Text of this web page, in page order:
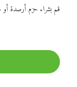
قم بشراء حزم أرصدة أو